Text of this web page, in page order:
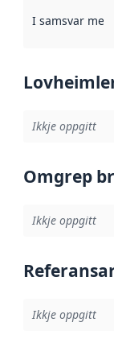
I samsvar med
Ikkje oppgitt
Omgrep
Ikkje oppgitt
Ikkje oppgitt